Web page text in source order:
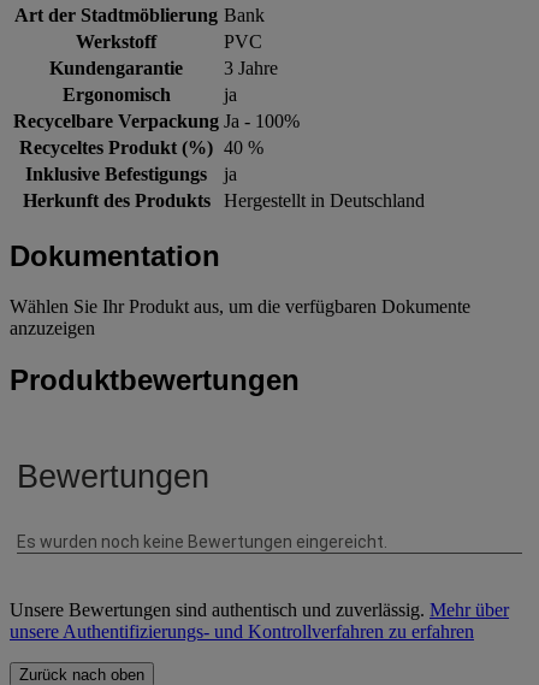
Art der Stadtmöblierung Bank
Werkstoff
PVC
Kundengarantie
3 Jahre
Ergonomisch
ja
Recycelbare Verpackung Ja - 100%
Recyceltes Produkt (%) 40 %
Inklusive Befestigungs
ja
Herkunft des Produkts
Hergestellt in Deutschland
Dokumentation
Wählen Sie Ihr Produkt aus, um die verfügbaren Dokumente
anzuzeigen
Produktbewertungen
Unsere Bewertungen sind authentisch und zuverlässig. Mehr über
unsere Authentifizierungs- und Kontrollverfahren zu erfahren
Zurück nach oben